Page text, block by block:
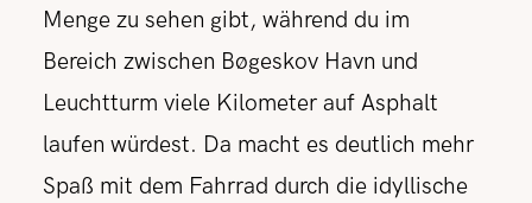
Menge zu sehen gibt, während du im
Bereich zwischen Bøgeskov Havn und
Leuchtturm viele Kilometer auf Asphalt
laufen würdest. Da macht es deutlich mehr
Spaß mit dem Fahrrad durch die idyllische